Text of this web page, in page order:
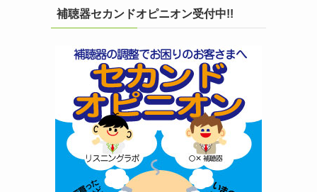
補聴器セカンドオピニオン受付中!!